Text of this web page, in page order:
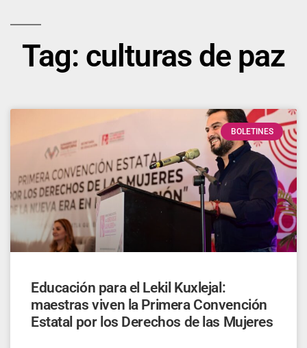
Tag: culturas de paz
BOLETINES
Educación para el Lekil Kuxlejal:
maestras viven la Primera Convención
Estatal por los Derechos de las Mujeres